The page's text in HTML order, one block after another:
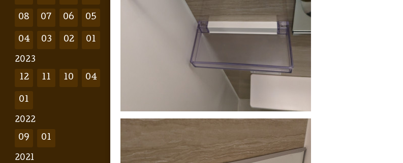
08 07 06 05
04 03 02 01
2023
12 11 10 04
01
2022
09 01
2021